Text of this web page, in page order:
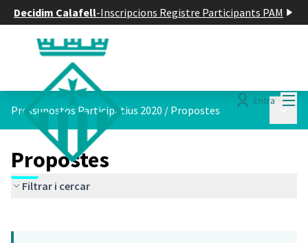
Decidim Calafell-Inscripcions Registre Participants PAM
Entra
Pressupostos Participatius 2020 / Propostes
Propostes
Filtrar i cercar